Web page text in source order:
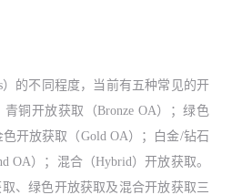
）的不同程度，当前有五种常见的开
铜开放获取（Bronze OA）；绿色
开放获取（Gold OA）；
白金/钻石
OA）；混合（Hybrid）开放获取。
、绿色开放获取及混合开放获取三